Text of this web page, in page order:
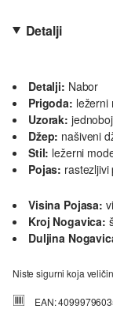
Detalji
Detalji: Nabor
Prigoda: ležerni
Uzorak:
Džep: našiveni
Stil: ležerni
Pojas: rastezljivi
Visina Pojasa:
Kroj Nogavica:
Duljina
Niste sigurni koja
EAN: